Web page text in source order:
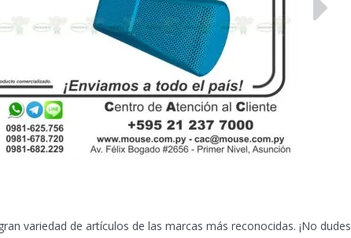
variedad de artículos de las marcas más reconocidas. ¡No dudes